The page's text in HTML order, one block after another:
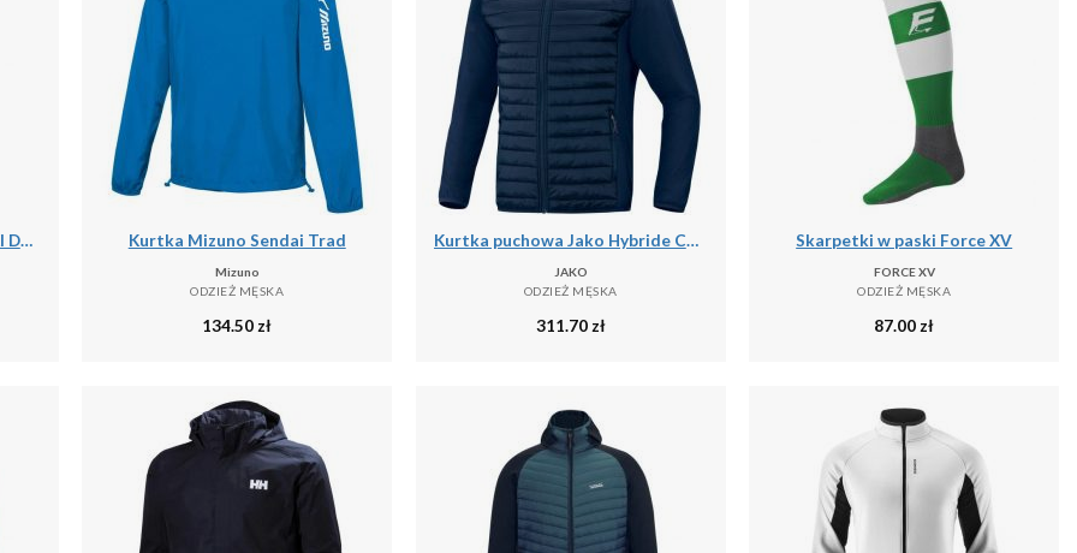
RHYTHM WHITE - SKARPETKI DO BIEGANIA Kurtka Mizuno Sendai Trad
Mizuno
ODZIEŻ MĘSKA
134.50 zł
Kurtka puchowa Jako Hybride Corporate
JAKO
ODZIEŻ MĘSKA
311.70 zł
Skarpetki w paski Force XV
FORCE XV
ODZIEŻ MĘSKA
87.00 zł